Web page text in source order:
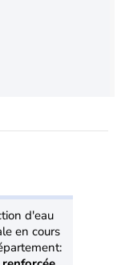
d'eau
en cours